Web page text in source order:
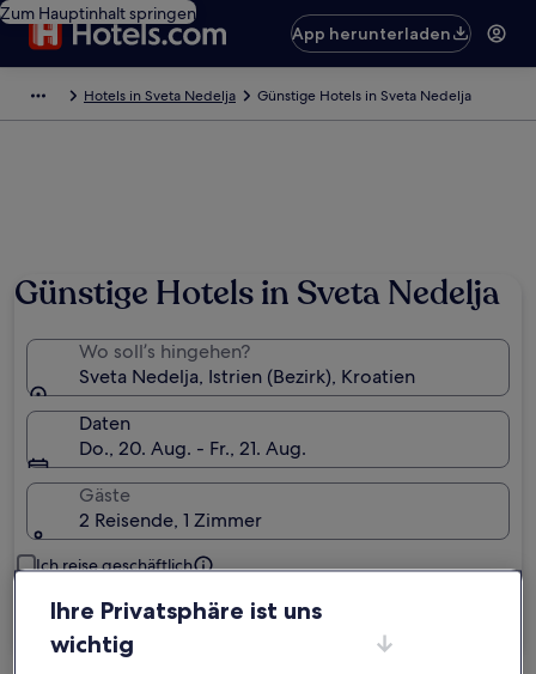
Zum Hauptinhalt springen
App herunterladen
Hotels in Sveta Nedelja Günstige Hotels in Sveta Nedelja
Günstige Hotels in Sveta Nedelja
Wo soll’s hingehen?
Sveta Nedelja, Istrien (Bezirk), Kroatien
Daten
Do., 20. Aug. - Fr., 21. Aug.
Gäste
2 Reisende, 1 Zimmer
Ich reise geschäftlich
Suchen
Ihre Privatsphäre ist uns
wichtig